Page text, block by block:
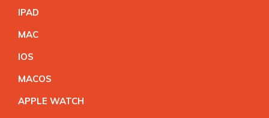
IPAD
MAC
IOS
MACOS
APPLE WATCH